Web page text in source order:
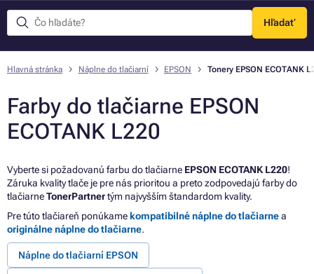
Hľadať
Menu
Hlavná stránka Náplne do tlačiarní EPSON Tonery EPSON ECOTANK
Farby do tlačiarne EPSON
ECOTANK L220
Vyberte si požadovanú farbu do tlačiarne EPSON ECOTANK L220!
Záruka kvality tlače je pre nás prioritou a preto zodpovedajú farby do
tlačiarneTonerPartnertým najvyšším štandardom kvality.
Pre túto tlačiareň ponúkame kompatibilné náplne do tlačiarnea
originálne náplne do tlačiarne.
Náplne do tlačiarní EPSON